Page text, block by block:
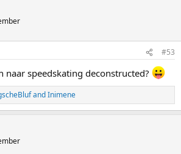
#53
naar speedskating deconstructed?
andInimene